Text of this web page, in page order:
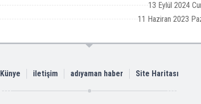
13 Eylül 2024
11 Haziran 2023
Künye iletişim adıyaman haber Site Haritası